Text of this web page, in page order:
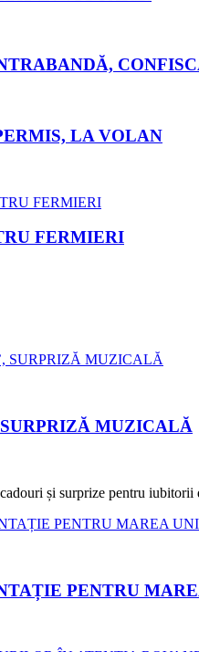
LA VOLAN
FERMIERI
SURPRIZĂ MUZICALĂ
și surprize pentru
PENTRU